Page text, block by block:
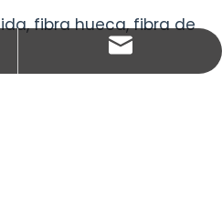
fibra hueca, fibra de